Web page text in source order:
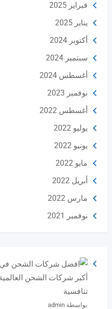
فبراير 2025
يناير 2025
أكتوبر 2024
سبتمبر 2024
أغسطس 2024
نوفمبر 2023
أغسطس 2022
يوليو 2022
يونيو 2022
مايو 2022
أبريل 2022
مارس 2022
نوفمبر 2021
أكبر شركات الشحن
تنافسية
بواسطة admin